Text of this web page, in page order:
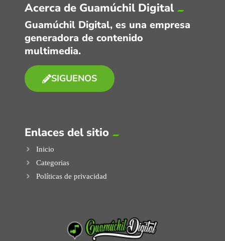
Acerca de Guamúchil Digital
Guamúchil Digital, es una empresa
generadora de contenido
multimedia.
SIGUENOS
Enlaces del sitio
Inicio
Categorias
Políticas de privacidad